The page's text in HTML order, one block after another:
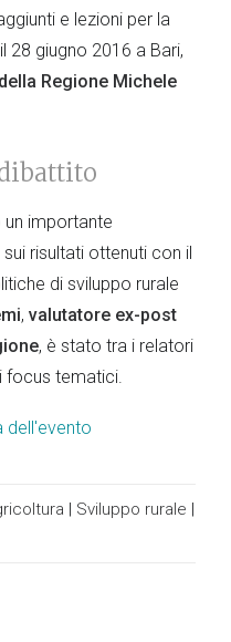
e lezioni per la
28 giugno 2016 a Bari,
Regione Michele
importante
sui risultati ottenuti con il
di sviluppo rurale
, valutatore ex-post
, è stato tra i relatori
focus tematici.
dell'evento
| Sviluppo rurale |